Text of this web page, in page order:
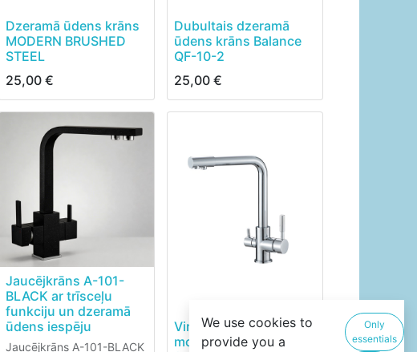
Dzeramā ūdens krāns
MODERN BRUSHED
STEEL
25,00 €
Dubultais dzeramā
ūdens krāns Balance
QF-10-2
25,00 €
Jaucējkrāns A-101-
BLACK ar trīsceļu
funkciju un dzeramā
ūdens iespēju
Jaucējkrāns A-101-BLACK
Virtuves jaucējkrāns
mod. A-103-CHROME
We use cookies to
provide you a
Only
essentials